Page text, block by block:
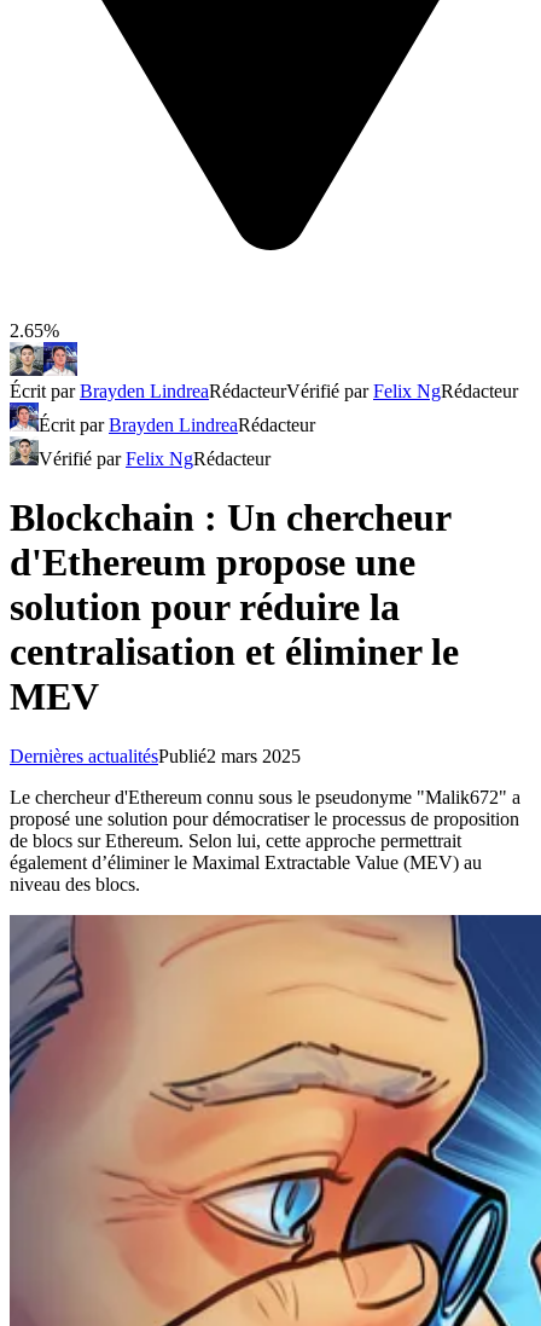
2.65%
Écrit parBrayden LindreaRédacteurVérifié parFelix NgRédacteur
Écrit parBrayden LindreaRédacteur
Vérifié parFelix NgRédacteur
Blockchain : Un chercheur
d'Ethereum propose une
solution pour réduire la
centralisation et éliminer le
MEV
Dernières actualitésPublié2 mars 2025
Le chercheur d'Ethereum connu sous le pseudonyme "Malik672" a
proposé une solution pour démocratiser le processus de proposition
de blocs sur Ethereum. Selon lui, cette approche permettrait
également d’éliminer le Maximal Extractable Value (MEV) au
niveau des blocs.